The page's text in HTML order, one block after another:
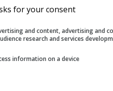
Webkamery
for your consent
and content, advertising and
research and services
information on a device